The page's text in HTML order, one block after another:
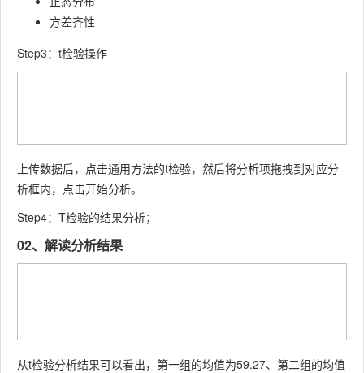
方差齐性
Step3：t检验操作
上传数据后，点击通用方法的t检验，然后将分析项拖拽到对应分
析框内，点击开始分析。
Step4：T检验的结果分析；
02、解读分析结果
从t检验分析结果可以看出，第一组的均值为59.27、第二组的均值